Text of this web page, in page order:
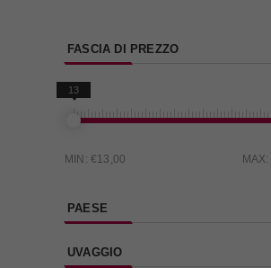
FASCIA DI PREZZO
MIN: €13,00 MAX:
13
PAESE
UVAGGIO